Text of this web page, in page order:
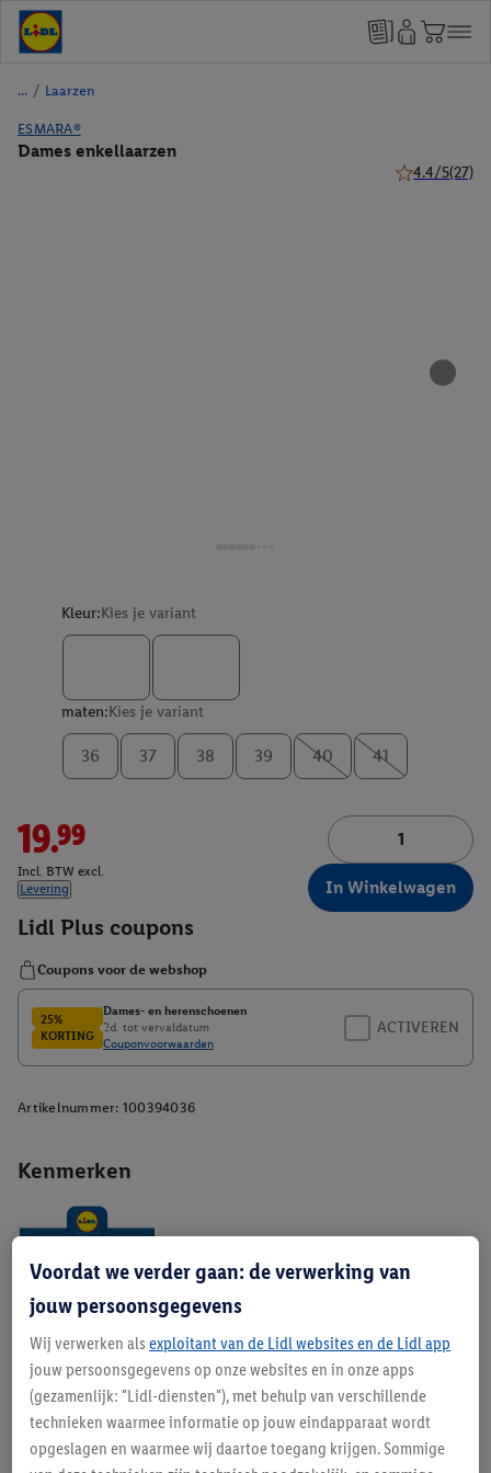
/ Laarzen
ESMARA®
Dames enkellaarzen
4.4/5(27)
Kenmerken
Kleur:Kies je variant
maten:Kies je variant
36 37 38 39 40 41
19.99
Incl. BTW excl.
Levering
In Winkelwagen
Artikelnummer: 100394036
Beschrijving
Voordat we verder gaan: de verwerking van
jouw persoonsgegevens
Wij verwerken als exploitant van de Lidl websites en de Lidl app
jouw persoonsgegevens op onze websites en in onze apps
(gezamenlijk: "Lidl-diensten"), met behulp van verschillende
technieken waarmee informatie op jouw eindapparaat wordt
opgeslagen en waarmee wij daartoe toegang krijgen. Sommige